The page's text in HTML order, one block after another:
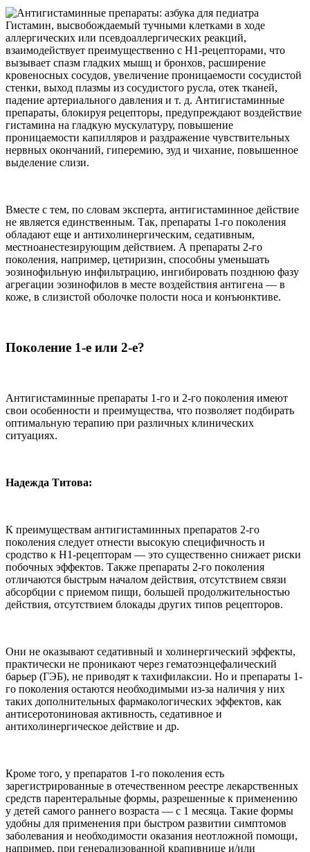
Гистамин, высвобождаемый тучными клетками в ходе
аллергических или псевдоаллергических реакций,
взаимодействует преимущественно с Н1-рецепторами, что
вызывает спазм гладких мышц и бронхов, расширение
кровеносных сосудов, увеличение проницаемости сосудистой
стенки, выход плазмы из сосудистого русла, отек тканей,
падение артериального давления и т. д. Антигистаминные
препараты, блокируя рецепторы, предупреждают воздействие
гистамина на гладкую мускулатуру, повышение
проницаемости капилляров и раздражение чувствительных
нервных окончаний, гиперемию, зуд и чихание, повышенное
выделение слизи.
Вместе с тем, по словам эксперта, антигистаминное действие
не является единственным. Так, препараты 1-го поколения
обладают еще и антихолинергическим, седативным,
местноанестезирующим действием. А препараты 2-го
поколения, например, цетиризин, способны уменьшать
эозинофильную инфильтрацию, ингибировать позднюю фазу
агрегации эозинофилов в месте воздействия антигена — в
коже, в слизистой оболочке полости носа и конъюнктиве.
Поколение 1-е или 2-е?
Антигистаминные препараты 1-го и 2-го поколения имеют
свои особенности и преимущества, что позволяет подбирать
оптимальную терапию при различных клинических
ситуациях.
Надежда Титова:
К преимуществам антигистаминных препаратов 2-го
поколения следует отнести высокую специфичность и
сродство к Н1-рецепторам — это существенно снижает риски
побочных эффектов. Также препараты 2-го поколения
отличаются быстрым началом действия, отсутствием связи
абсорбции с приемом пищи, большей продолжительностью
действия, отсутствием блокады других типов рецепторов.
Они не оказывают седативный и холинергический эффекты,
практически не проникают через гематоэнцефалический
барьер (ГЭБ), не приводят к тахифилаксии. Но и препараты 1-
го поколения остаются необходимыми из-за наличия у них
таких дополнительных фармакологических эффектов, как
антисеротониновая активность, седативное и
антихолинергическое действие и др.
Кроме того, у препаратов 1-го поколения есть
зарегистрированные в отечественном реестре лекарственных
средств парентеральные формы, разрешенные к применению
у детей самого раннего возраста — с 1 месяца. Такие формы
удобны для применения при быстром развитии симптомов
заболевания и необходимости оказания неотложной помощи,
например, при генерализованной крапивнице и/или